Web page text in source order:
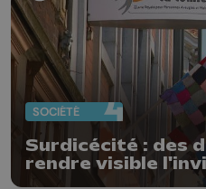
SOCIÉTÉ
Surdicécité : des
rendre visible